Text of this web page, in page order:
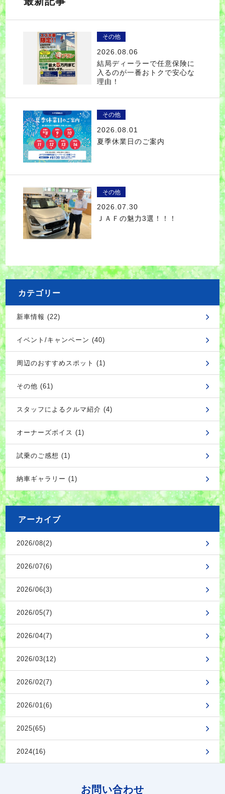
その他
2026.08.06
結局ディーラーで任意保険に
入るのが一番おトクで安心な
理由！
その他
2026.08.01
夏季休業日のご案内
その他
2026.07.30
ＪＡＦの魅力3選！！！
カテゴリー
新車情報 (22)
イベント/キャンペーン (40)
周辺のおすすめスポット (1)
その他 (61)
スタッフによるクルマ紹介 (4)
オーナーズボイス (1)
試乗のご感想 (1)
納車ギャラリー (1)
アーカイブ
2026/08(2)
2026/07(6)
2026/06(3)
2026/05(7)
2026/04(7)
2026/03(12)
2026/02(7)
2026/01(6)
2025(65)
2024(16)
お問い合わせ